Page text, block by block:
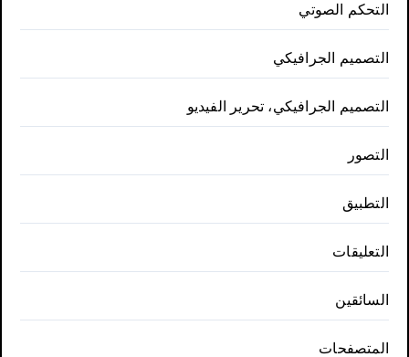
التحكم الصوتي
التصميم الجرافيكي
التصميم الجرافيكي، تحرير الفيديو
التصور
التطبيق
التعليقات
السائقين
المتصفحات